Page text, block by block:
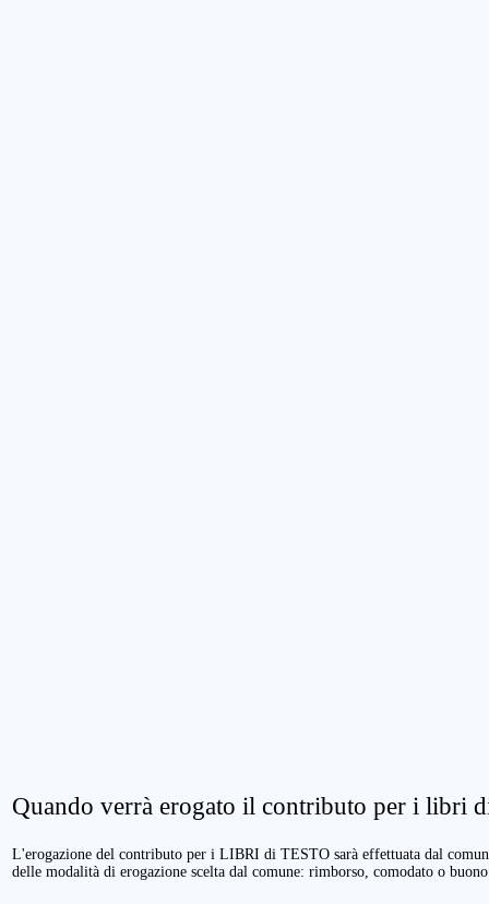
Quando verrà erogato il contributo per i libri
L'erogazione del contributo per i LIBRI di TESTO sarà effettuata dal
delle modalità di erogazione scelta dal comune: rimborso, comodato o